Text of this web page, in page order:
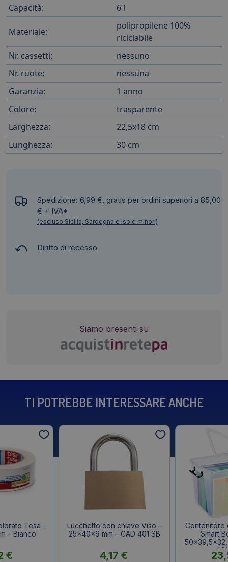
Capacità:
6 l
Materiale:
polipropilene 100%
riciclabile
Nr. cassetti:
nessuno
Nr. ruote:
nessuna
Garanzia:
1 anno
Colore:
trasparente
Larghezza:
22,5x18 cm
Lunghezza:
30 cm
Spedizione: 6,99 €, gratis per ordini superiori a 85,00
€ + IVA*
(escluso Sicilia, Sardegna e isole minori)
Diritto di recesso
Siamo presenti su
TI POTREBBE INTERESSARE ANCHE
Tesa –
– Bianco
€
Lucchetto con chiave Viso –
25x40x9 mm – CAD 401 SB
4,17 €
Smart